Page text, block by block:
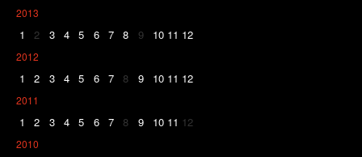
2013
1 2 3 4 5 6 7 8 9 10 11 12
2012
1 2 3 4 5 6 7 8 9 10 11 12
2011
1 2 3 4 5 6 7 8 9 10 11 12
2010